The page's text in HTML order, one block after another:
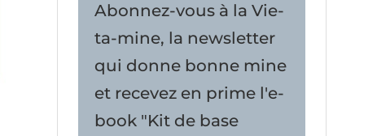
Abonnez-vous à la Vie-
ta-mine, la newsletter
qui donne bonne mine
et recevez en prime l'e-
book "Kit de base